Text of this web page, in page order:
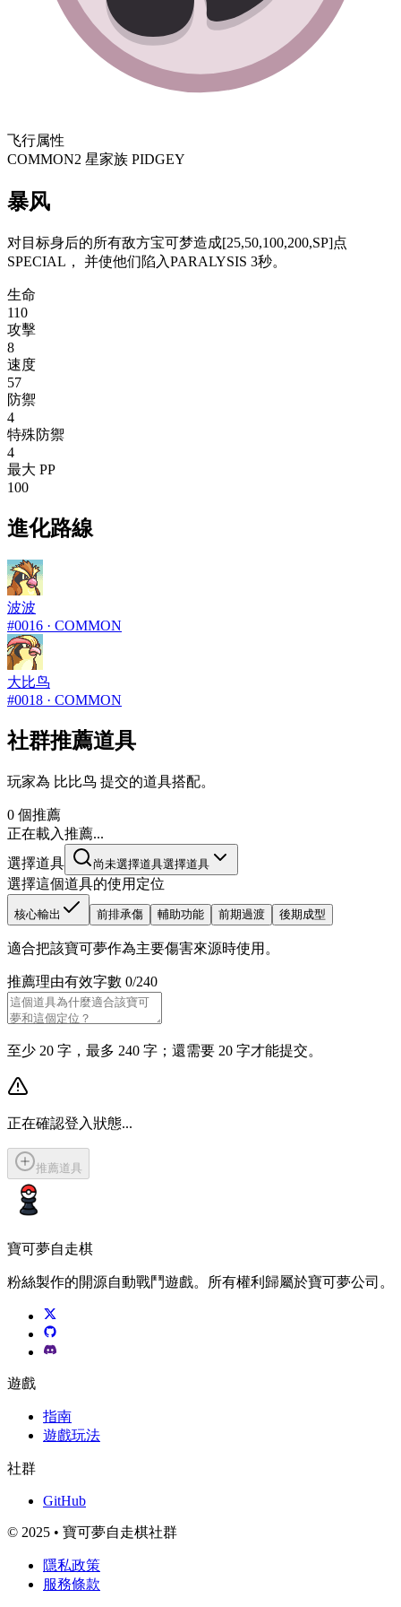
飞行属性
COMMON2 星家族 PIDGEY
暴风
对目标身后的所有敌方宝可梦造成[25,50,100,200,SP]点
SPECIAL， 并使他们陷入PARALYSIS 3秒。
生命
110
攻擊
8
速度
57
防禦
4
特殊防禦
4
最大 PP
100
進化路線
波波
#0016 · COMMON
大比鸟
#0018 · COMMON
社群推薦道具
玩家為 比比鸟 提交的道具搭配。
0 個推薦
正在載入推薦...
選擇道具
尚未選擇道具選擇道具
選擇這個道具的使用定位
核心輸出 前排承傷 輔助功能 前期過渡 後期成型
適合把該寶可夢作為主要傷害來源時使用。
推薦理由有效字數 0/240
至少 20 字，最多 240 字；還需要 20 字才能提交。
正在確認登入狀態...
推薦道具
寶可夢自走棋
粉絲製作的開源自動戰鬥遊戲。所有權利歸屬於寶可夢公司。
遊戲
指南
遊戲玩法
社群
GitHub
© 2025 • 寶可夢自走棋社群
隱私政策
服務條款